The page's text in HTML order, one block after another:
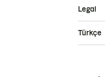
Legal
Türkçe